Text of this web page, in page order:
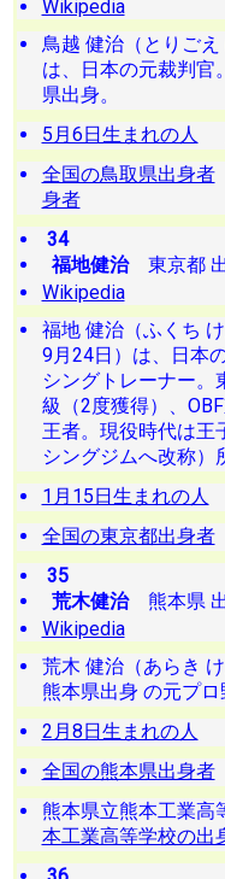
Wikipedia
鳥越 健治（とりごえ
は、日本の元裁判官
県出身。
5月6日生まれの人
全国の鳥取県出身者
身者
34
福地健治東京都
Wikipedia
福地 健治（ふくち
9月24日）は、日本
シングトレーナー。
級（2度獲得）、
王者。現役時代は王
シングジムへ改称）
1月15日生まれの人
全国の東京都出身者
35
荒木健治熊本県
Wikipedia
荒木 健治（あらき
熊本県出身 の元プロ
2月8日生まれの人
全国の熊本県出身者
熊本県立熊本工業
本工業高等学校の出